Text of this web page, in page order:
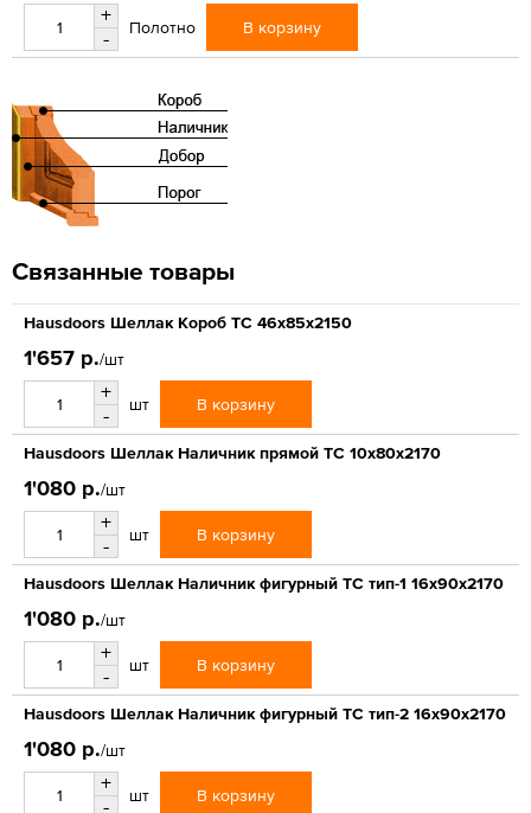
+
-
Полотно В корзину
Связанные товары
Hausdoors Шеллак Короб ТС 46x85x2150
1'657 р./шт
+
-
шт В корзину
Hausdoors Шеллак Наличник прямой ТС 10x80x2170
1'080 р./шт
+
-
шт В корзину
Hausdoors Шеллак Наличник фигурный ТС тип-1 16x90x2170
1'080 р./шт
+
-
шт В корзину
Hausdoors Шеллак Наличник фигурный ТС тип-2 16x90x2170
1'080 р./шт
+
-
шт В корзину